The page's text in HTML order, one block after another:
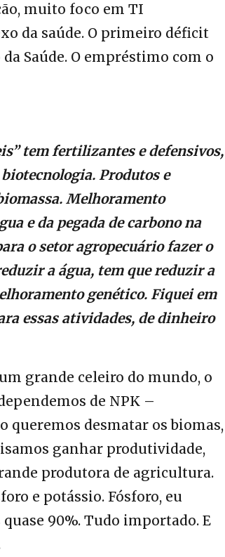
muito foco em TI
da saúde. O primeiro déficit
Saúde. O empréstimo com o
tem fertilizantes e defensivos,
Produtos e
Melhoramento
e da pegada de carbono na
o setor agropecuário fazer o
a água, tem que reduzir a
genético. Fiquei em
essas atividades, de dinheiro
grande celeiro do mundo, o
de NPK –
queremos desmatar os biomas,
ganhar produtividade,
produtora de agricultura.
e potássio. Fósforo, eu
90%. Tudo importado. E